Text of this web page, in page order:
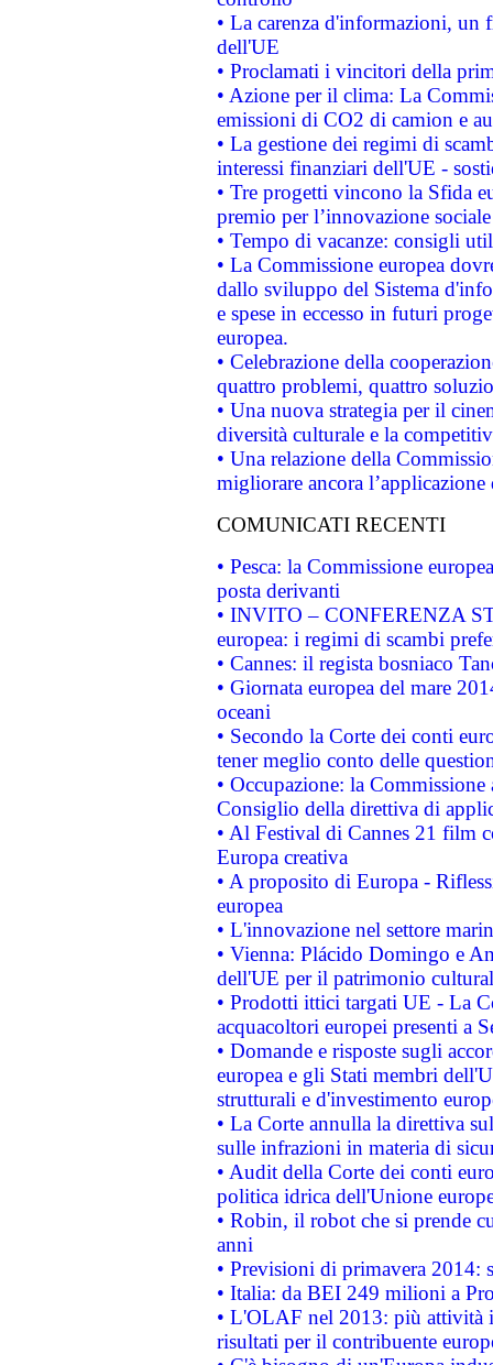
• La carenza d'informazioni, un
dell'UE
• Proclamati i vincitori della
• Azione per il clima: La
emissioni di CO2 di camion e
• La gestione dei regimi di
interessi finanziari dell'UE -
• Tre progetti vincono la Sfida
premio per l’innovazione sociale
• Tempo di vacanze: consigli
• La Commissione europea
dallo sviluppo del Sistema
e spese in eccesso in futuri
europea.
• Celebrazione della
quattro problemi, quattro
• Una nuova strategia per il
diversità culturale e la
• Una relazione della
migliorare ancora
COMUNICATI RECENTI
• Pesca: la Commissione
posta derivanti
• INVITO – CONFERENZA
europea: i regimi di scambi
• Cannes: il regista bosniaco
• Giornata europea del mare
oceani
• Secondo la Corte dei conti
tener meglio conto delle
• Occupazione: la
Consiglio della direttiva di
• Al Festival di Cannes 21 film
Europa creativa
• A proposito di Europa -
europea
• L'innovazione nel settore
• Vienna: Plácido Domingo e
dell'UE per il patrimonio
• Prodotti ittici targati UE - La
acquacoltori europei presenti a
• Domande e risposte sugli
europea e gli Stati membri
strutturali e d'investimento
• La Corte annulla la direttiva
sulle infrazioni in materia di
• Audit della Corte dei conti
politica idrica dell'Unione
• Robin, il robot che si prende
anni
• Previsioni di primavera 2014:
• Italia: da BEI 249 milioni a
• L'OLAF nel 2013: più attività
risultati per il contribuente